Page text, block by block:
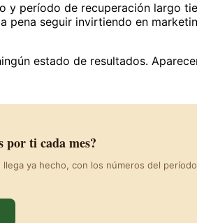
y período de recuperación largo
pena seguir invirtiendo en
estado de resultados.
por ti cada mes?
ya hecho, con los números del